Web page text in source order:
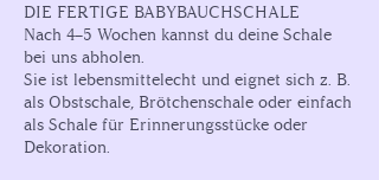
DIE FERTIGE BABYBAUCHSCHALE
Nach 4–5 Wochen kannst du deine Schale
bei uns abholen.
Sie ist lebensmittelecht und eignet sich z. B.
als Obstschale, Brötchenschale oder einfach
als Schale für Erinnerungsstücke oder
Dekoration.